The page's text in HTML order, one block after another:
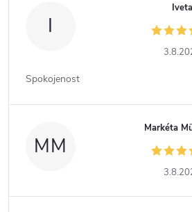
I
Iveta
Spokojenost
MM
Markéta